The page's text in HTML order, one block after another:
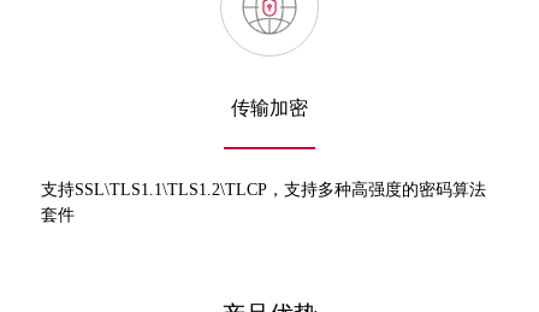
传输加密
支持SSL\TLS1.1\TLS1.2\TLCP，支持多种高强度的密码算法
套件